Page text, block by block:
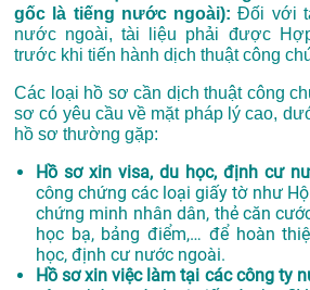
gốc là tiếng nước ngoài):Đối với
nước ngoài, tài liệu phải được
trước khi tiến hành dịch thuật công
Các loại hồ sơ cần dịch thuật công
sơ có yêu cầu về mặt pháp lý cao,
hồ sơ thường gặp:
Hồ sơ xin visa, du học, định cư
công chứng các loại giấy tờ như
chứng minh nhân dân, thẻ căn
học bạ, bảng điểm,… để hoàn
học, định cư nước ngoài.
Hồ sơ xin việc làm tại các công ty